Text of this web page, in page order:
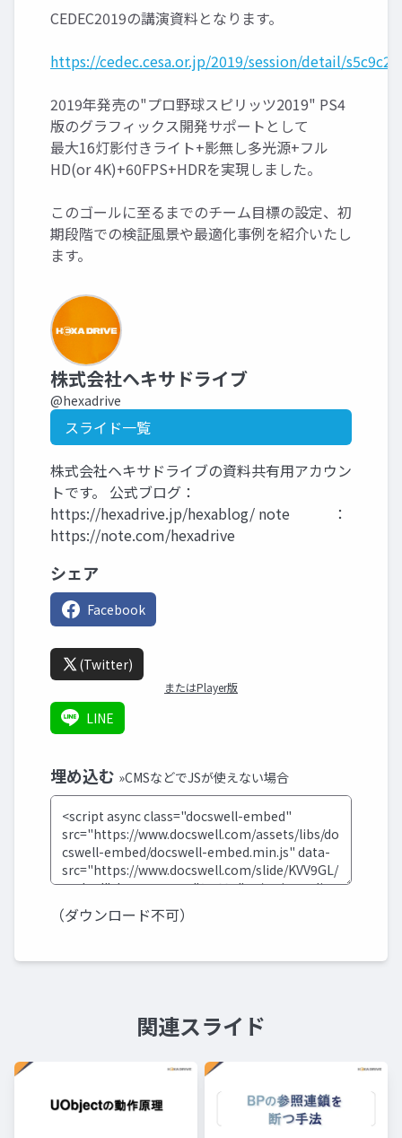
CEDEC2019の講演資料となります。
https://cedec.cesa.or.jp/2019/session/detail/
2019年発売の"プロ野球スピリッツ2019" PS4
版のグラフィックス開発サポートとして
最大16灯影付きライト+影無し多光源+フル
HD(or 4K)+60FPS+HDRを実現しました。
このゴールに至るまでのチーム目標の設定、初
期段階での検証風景や最適化事例を紹介いたし
ます。
株式会社ヘキサドライブ
@hexadrive
スライド一覧
株式会社ヘキサドライブの資料共有用アカウン
トです。 公式ブログ：
https://hexadrive.jp/hexablog/ note ：
https://note.com/hexadrive
シェア
Facebook
(Twitter)
またはPlayer版
LINE
埋め込む »CMSなどでJSが使えない場合
（ダウンロード不可）
関連スライド